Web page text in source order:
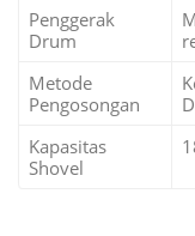
Penggerak
Drum
Metode
Pengosongan
Kapasitas
Shovel